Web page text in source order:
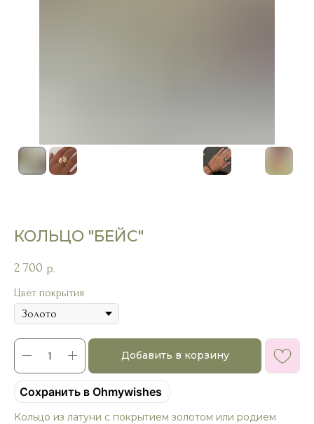
КОЛЬЦО "БЕЙС"
2 700 р.
Цвет покрытия
Добавить в корзину
Сохранить в Ohmywishes
Кольцо из латуни с покрытием золотом или родием